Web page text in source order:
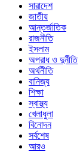
সারাদেশ
জাতীয়
আন্তর্জাতিক
রাজনীতি
ইসলাম
অপরাধ ও দুর্নীতি
অর্থনীতি
বানিজ্য
শিক্ষা
স্বাস্থ্য
খেলাধুলা
বিনোদন
সর্বশেষ
আরও